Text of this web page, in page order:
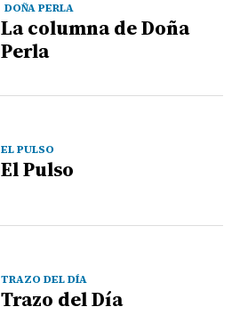
DOÑA PERLA
La columna de Doña
Perla
EL PULSO
El Pulso
TRAZO DEL DÍA
Trazo del Día